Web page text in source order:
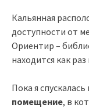
Кальянная
доступности от
Ориентир –
находится как
Пока я
помещение, в